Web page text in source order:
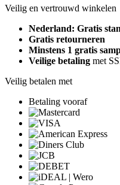
Veilig en vertrouwd winkelen
Nederland: Gratis
Gratis retourneren
Minstens 1 gratis
Veilige betaling met
Veilig betalen met
Betaling vooraf